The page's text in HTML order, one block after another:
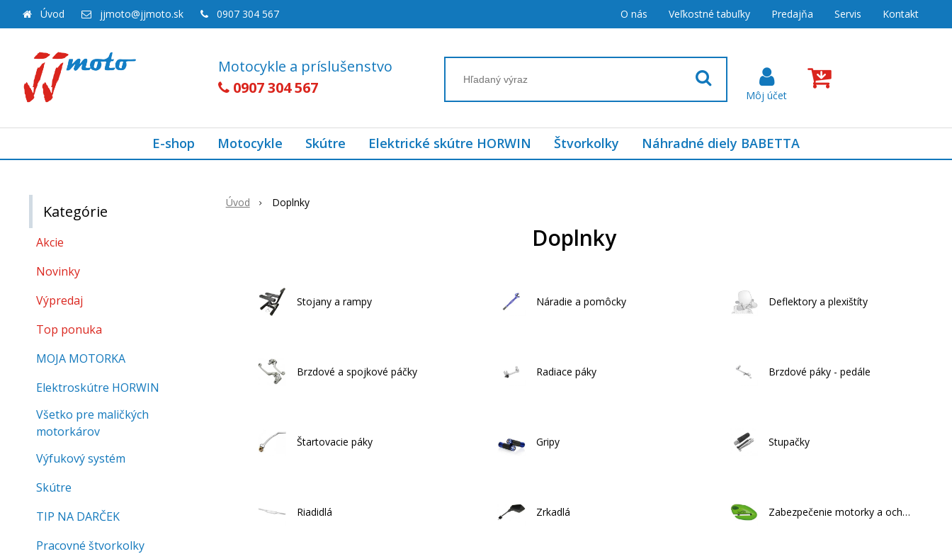
Motocykle a príslušenstvo
0907 304 567
Úvod jjmoto@jjmoto.sk 0907 304 567 O nás Veľkostné tabuľky Predajňa Servis Kontakt
E-shop Motocykle Skútre Elektrické skútre HORWIN Štvorkolky Náhradné diely BABETTA
Úvod Doplnky
Doplnky
Stojany a rampy Náradie a pomôcky Deflektory a plexištíty
Brzdové a spojkové páčky Radiace páky Brzdové páky - pedále
Štartovacie páky Gripy Stupačky
Riadidlá Zrkadlá Zabezpečenie motorky a ochrana
Kategórie
Akcie
Novinky
Výpredaj
Top ponuka
MOJA MOTORKA
Elektroskútre HORWIN
Všetko pre maličkých
motorkárov
Výfukový systém
Skútre
TIP NA DARČEK
Pracovné štvorkolky